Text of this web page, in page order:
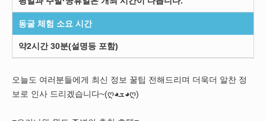
동굴 체험 소요 시간
약2시간 30분(설명등 포함)
오늘도 여러분들에게 최신 정보 꿀팁 전해드리며 더욱더 알찬 정
보로 인사 드리겠습니다~(ღ◕ܫ◕ღ)